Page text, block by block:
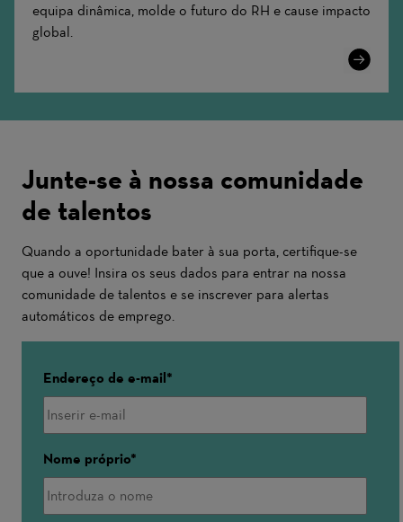
equipa dinâmica, molde o futuro do RH e cause impacto
global.
Learn
Junte-se à nossa comunidade
de talentos
Quando a oportunidade bater à sua porta, certifique-se
que a ouve! Insira os seus dados para entrar na nossa
comunidade de talentos e se inscrever para alertas
automáticos de emprego.
Endereço de e-mail
Nome próprio